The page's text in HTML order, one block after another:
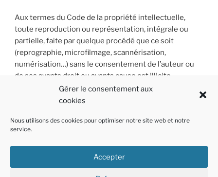
Gérer le consentement aux
cookies
Nous utilisons des cookies pour optimiser notre site web et notre
service.
Accepter
Aux termes du Code de la propriété intellectuelle,
toute reproduction ou représentation, intégrale ou
partielle, faite par quelque procédé que ce soit
(reprographie, microfilmage, scannérisation,
numérisation…) sans le consentement de l’auteur ou
de ses ayants droit ou ayants cause est illicite
et constitue une contrefaçon sanctionnée par les
articles L 335-2 et suivants du Code de la propriété
InstagramFacebook
E-